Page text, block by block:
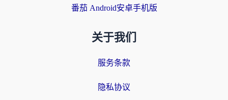
番茄 Android安卓手机版
关于我们
服务条款
隐私协议